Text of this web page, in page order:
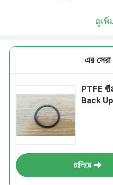
ดูเพิ่
এর
PTFE
Back
চালিয়ে